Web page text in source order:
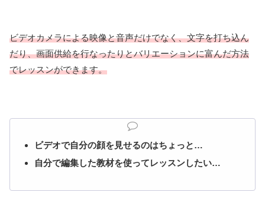
ビデオカメラによる映像と音声だけでなく、文字を打ち込ん
だり、画面供給を行なったりとバリエーションに富んだ方法
でレッスンができます。
ビデオで自分の顔を見せるのはちょっと…
自分で編集した教材を使ってレッスンしたい…